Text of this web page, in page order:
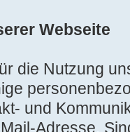
Webseite
die Nutzung
und
Adresse.